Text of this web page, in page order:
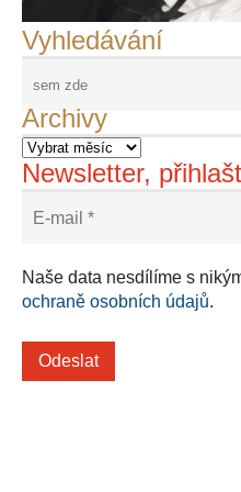
Vyhledávání
Archivy
Newsletter,
Naše data nesdílíme s
ochraně osobních údajů.